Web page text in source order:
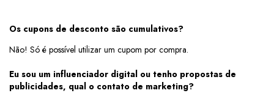
Os cupons de desconto são cumulativos?
Não! Só é possível utilizar um cupom por compra.
Eu sou um influenciador digital ou tenho propostas de
publicidades, qual o contato de marketing?